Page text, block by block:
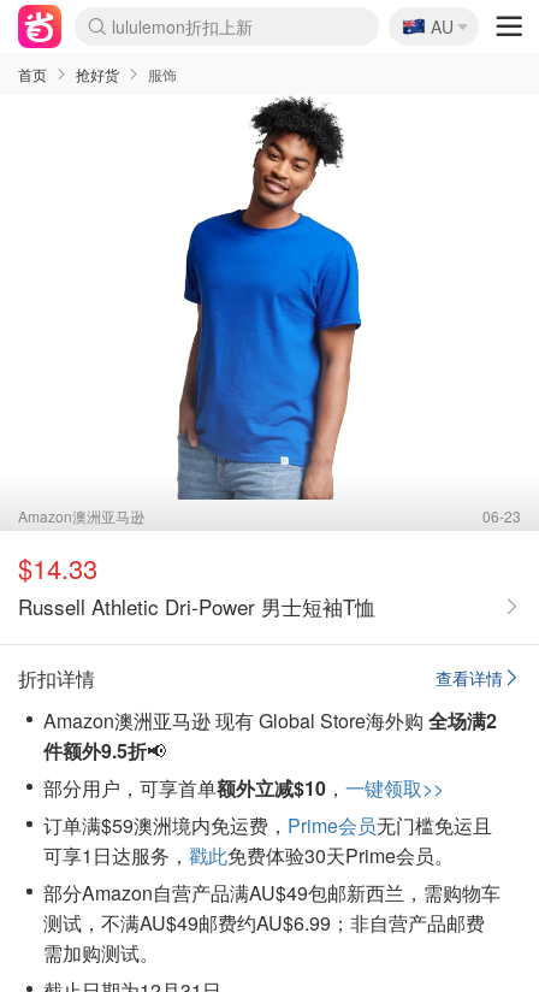
lululemon折扣上新
Sasa美妆护肤3.5折
SSENSE年中3折
FreshBeauty好价汇总
Cettire降价+叠9折
Farfetch折上8折
WWS Coles超市实拍
viagogo二手票捡漏
Myer清仓1折起
The Outnet奢牌1折起
David Jones 3折起
Flannels大牌1折
Perfumes Club护肤1折
AMIRO返校季6.2折
Oweek抽奖送Airpods
Amazon折扣汇总
eToro入金$200送$50
Amazon数码好物
ICONIC本周7.5折
ThedoubleF高奢地板价
Moose Knuckles 6折
丝芙兰5折起
EUFY官网3.7折起
Selenichast首饰2折
Trip机票酒店促销
YSL送5件彩妆礼
Amazon家居好物
BIGBANG巡演开票
David Jones时尚3折
Amazon美妆护肤
雅漾大喷$8
过敏原检测盒$33
伊索独家赠50ml沐浴露
科颜氏清仓3折
SEALIFE海洋馆门票6折
丝塔芙大白罐$16
订阅Newsletter送香薰
Cult Beauty 6.8折
Harrods圣诞日历2.3折
LN-CC奢牌私促3折
d'Alba空姐喷雾$16
EVE LOM套装逆天2折
Bernardelli独家4折
Adore Beauty 6折起
CT圣诞日历
Mytheresa奢品2.7折
Luxury Escapes 9折
Currentbody美容仪9折
卡诗9折+赠4件礼
MOON Garden Live
ALLSAINTS美衣3折
Roborock扫地机3.7折
Tingo Life水杯$24
Valentino官网5折
CR洗发护发6.3折
🇦🇺
AU
首页 抢好货 服饰
Amazon澳洲亚马逊 06-23
$14.33
Russell Athletic Dri-Power 男士短袖T恤
查看详情
折扣详情
Amazon澳洲亚马逊 现有 Global Store海外购 全场满2
件额外9.5折📢
部分用户，可享首单额外立减$10 ， 一键领取>>
订单满$59澳洲境内免运费， Prime会员无门槛免运且
可享1日达服务， 戳此免费体验30天Prime会员。
部分Amazon自营产品满AU$49包邮新西兰，需购物车
测试，不满AU$49邮费约AU$6.99；非自营产品邮费
需加购测试。